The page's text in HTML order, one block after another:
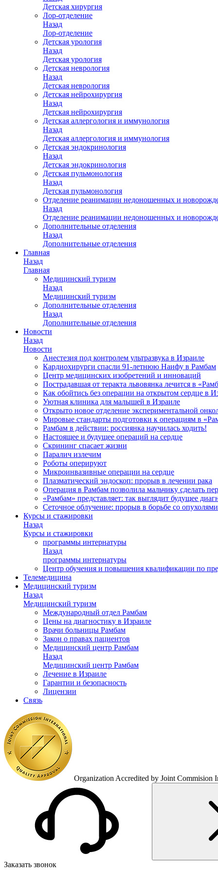
Детская хирургия
Лор-отделение
Назад
Лор-отделение
Детская урология
Назад
Детская урология
Детская неврология
Назад
Детская неврология
Детская нейрохирургия
Назад
Детская нейрохирургия
Детская аллергология и иммунология
Назад
Детская аллергология и иммунология
Детская эндокринология
Назад
Детская эндокринология
Детская пульмонология
Назад
Детская пульмонология
Отделение реанимации недоношенных и
Назад
Отделение реанимации недоношенных и
Дополнительные отделения
Назад
Дополнительные отделения
Главная
Назад
Главная
Медицинский туризм
Назад
Медицинский туризм
Дополнительные отделения
Назад
Дополнительные отделения
Новости
Назад
Новости
Анестезия под контролем ультразвука в Израиле
Кардиохирурги спасли 91-летнюю Наифу в Рамбам
Центр медицинских изобретений и инноваций
Пострадавшая от теракта львовянка лечится в
Как обойтись без операции на открытом сердце в
Уютная клиника для малышей в Израиле
Открыто новое отделение экспериментальной
Мировые стандарты подготовки к операциям в
Рамбам в действии: россиянка научилась ходить!
Настоящее и будущее операций на сердце
Скрининг спасает жизни
Паралич излечим
Роботы оперируют
Микроинвазивные операции на сердце
Плазматический эндоскоп: прорыв в лечении рака
Операция в Рамбам позволила мальчику сделать
«Рамбам» представляет: так выглядит будущее
Сеточное облучение: прорыв в борьбе со опухолями
Курсы и стажировки
Назад
Курсы и стажировки
программы интернатуры
Назад
программы интернатуры
Центр обучения и повышения квалификации по
Телемедицина
Медицинский туризм
Назад
Медицинский туризм
Международный отдел Рамбам
Цены на диагностику в Израиле
Врачи больницы Рамбам
Закон о правах пациентов
Медицинский центр Рамбам
Назад
Медицинский центр Рамбам
Лечение в Израиле
Гарантии и безопасность
Лицензии
Связь
Organization Accredited by Joint Commision
Заказать звонок